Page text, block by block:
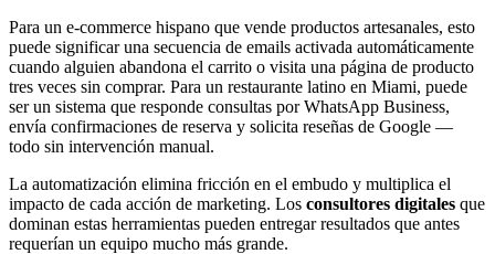
Para un e-commerce hispano que vende productos artesanales, esto
puede significar una secuencia de emails activada automáticamente
cuando alguien abandona el carrito o visita una página de producto
tres veces sin comprar. Para un restaurante latino en Miami, puede
ser un sistema que responde consultas por WhatsApp Business,
envía confirmaciones de reserva y solicita reseñas de Google —
todo sin intervención manual.
La automatización elimina fricción en el embudo y multiplica el
impacto de cada acción de marketing. Los consultores digitales que
dominan estas herramientas pueden entregar resultados que antes
requerían un equipo mucho más grande.